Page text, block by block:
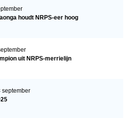
houdt NRPS-eer hoog
uit NRPS-merrielijn
september